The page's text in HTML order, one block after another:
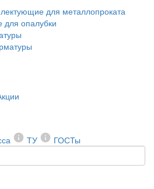
для металлопроката
опалубки
ТУ ГОСТы